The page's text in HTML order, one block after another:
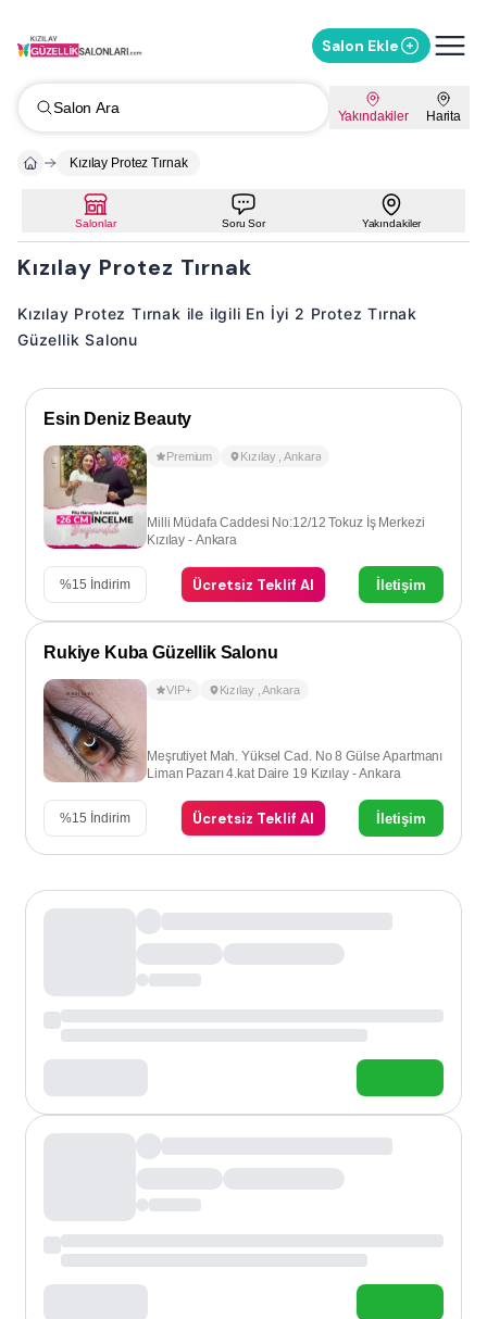
Salon Ekle
Salon Ara Yakındakiler Harita
Kızılay Protez Tırnak
Salonlar Soru Sor Yakındakiler
Kızılay Protez Tırnak
Kızılay Protez Tırnak ile ilgili En İyi 2 Protez Tırnak
Güzellik Salonu
Esin Deniz Beauty
Premium Kızılay ,Ankara
Milli Müdafa Caddesi No:12/12 Tokuz İş Merkezi
Kızılay - Ankara
%15 İndirim Ücretsiz Teklif Al İletişim
Rukiye Kuba Güzellik Salonu
VIP+ Kızılay ,Ankara
Meşrutiyet Mah. Yüksel Cad. No 8 Gülse Apartmanı
Liman Pazarı 4.kat Daire 19 Kızılay - Ankara
%15 İndirim Ücretsiz Teklif Al İletişim